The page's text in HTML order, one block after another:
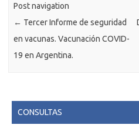
Post navigation
← Tercer Informe de seguridad
en vacunas. Vacunación COVID-
19 en Argentina.
CONSULTAS